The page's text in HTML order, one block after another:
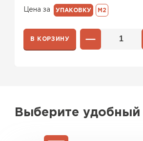
Цена за УПАКОВКУ М2
В КОРЗИНУ
Выберите